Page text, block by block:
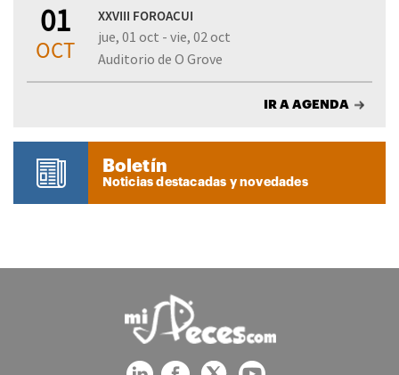
01
OCT
XXVIII FOROACUI
jue, 01 oct - vie, 02 oct
Auditorio de O Grove
IR A AGENDA
Boletín
Noticias destacadas y novedades